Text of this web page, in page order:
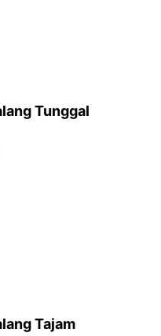
Tunggal
Tajam